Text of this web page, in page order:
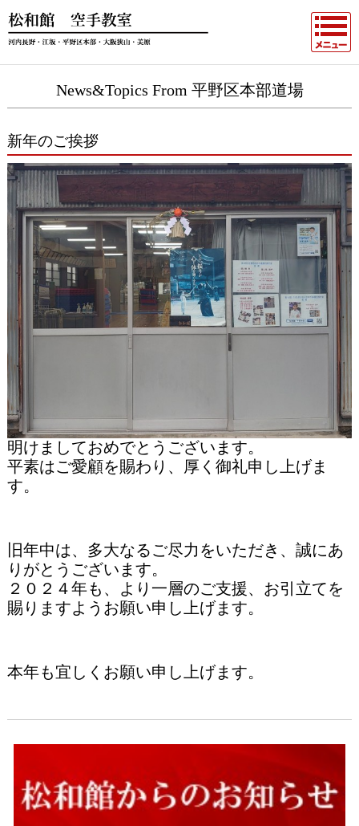
News&Topics From 平野区本部道場
新年のご挨拶
明けましておめでとうございます。
平素はご愛顧を賜わり、厚く御礼申し上げま
す。
旧年中は、多大なるご尽力をいただき、誠にあ
りがとうございます。
２０２４年も、より一層のご支援、お引立てを
賜りますようお願い申し上げます。
本年も宜しくお願い申し上げます。